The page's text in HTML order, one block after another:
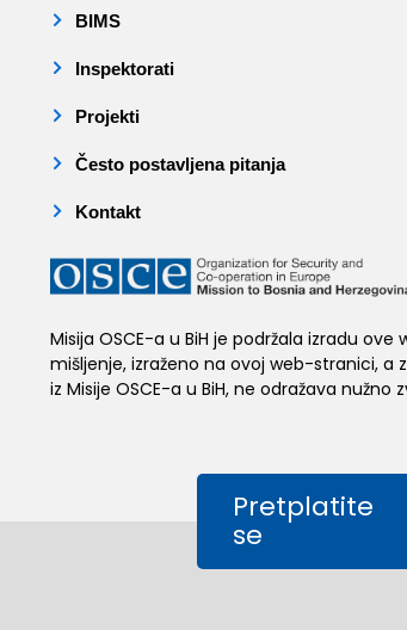
BIMS
Inspektorati
Projekti
Često postavljena pitanja
Kontakt
Misija OSCE-a u BiH je podržala izradu
mišljenje, izraženo na ovoj web-stranici,
iz Misije OSCE-a u BiH, ne odražava nužno
Pretplatite
se